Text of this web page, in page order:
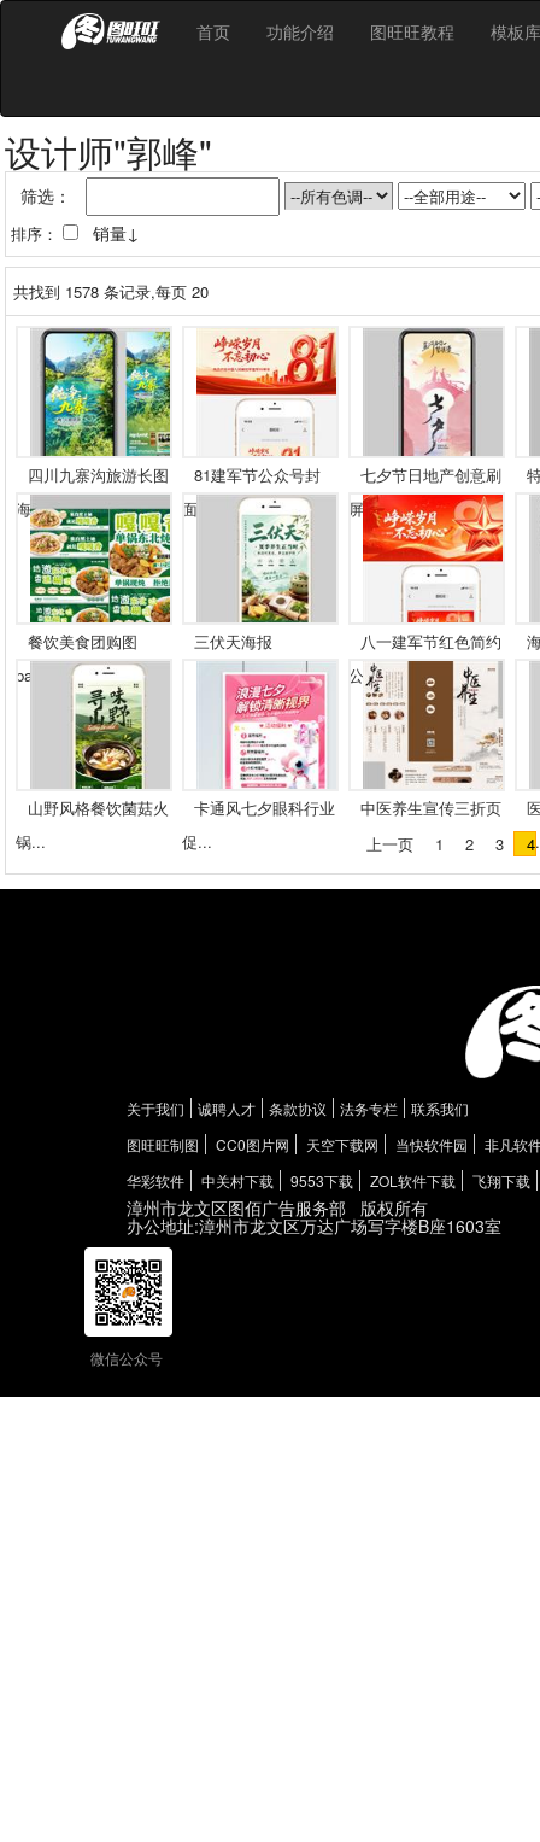
首页 功能介绍 图旺旺教程 模板库
设计师"郭峰"
筛选：
排序： 销量↓
共找到 1578 条记录,每页 20
四川九寨沟旅游长图
海...
81建军节公众号封
面...
七夕节日地产创意刷
屏...
餐饮美食团购图
ban...
三伏天海报
八一建军节红色简约
公...
山野风格餐饮菌菇火
锅...
卡通风七夕眼科行业
促...
中医养生宣传三折页
特
上一页 1 2 3 4
关于我们 诚聘人才 条款协议 法务专栏
联系我们
图旺旺制图
CC0图片网 天空下载网 当快软件园
非凡软
华彩软件
中关村下载 9553下载 ZOL软件下载 飞翔下载
漳州市龙文区图佰广告服务部 版权所有
办公地址:漳州市龙文区万达广场写字楼B座1603室
微信公众号